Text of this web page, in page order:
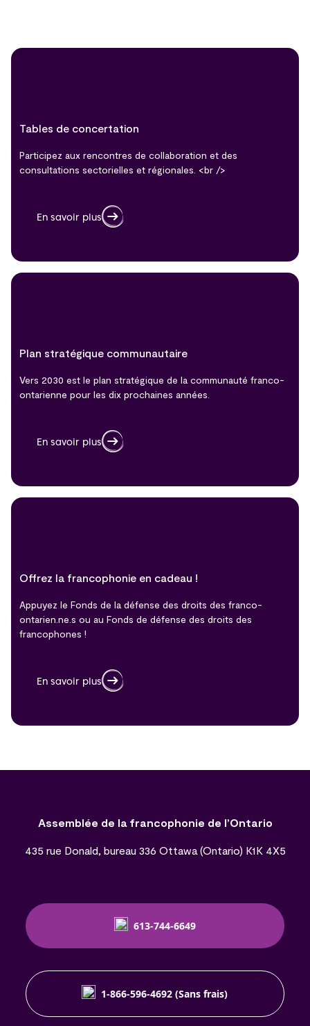
Tables de concertation
Participez aux rencontres de collaboration et des
consultations sectorielles et régionales. <br />
En savoir plus
Plan stratégique communautaire
Vers 2030 est le plan stratégique de la communauté franco-
ontarienne pour les dix prochaines années.
En savoir plus
Offrez la francophonie en cadeau !
Appuyez le Fonds de la défense des droits des franco-
ontarien.ne.s ou au Fonds de défense des droits des
francophones !
En savoir plus
Assemblée de la francophonie de l’Ontario
435 rue Donald, bureau 336 Ottawa (Ontario) K1K 4X5
613-744-6649
1-866-596-4692 (Sans frais)